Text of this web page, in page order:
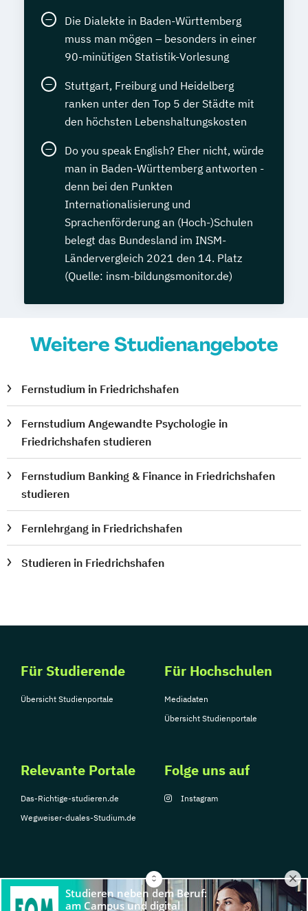
Die Dialekte in Baden-Württemberg
muss man mögen – besonders in einer
90-minütigen Statistik-Vorlesung
Stuttgart, Freiburg und Heidelberg
ranken unter den Top 5 der Städte mit
den höchsten Lebenshaltungskosten
Do you speak English? Eher nicht, würde
man in Baden-Württemberg antworten -
denn bei den Punkten
Internationalisierung und
Sprachenförderung an (Hoch-)Schulen
belegt das Bundesland im INSM-
Ländervergleich 2021 den 14. Platz
(Quelle: insm-bildungsmonitor.de)
Weitere Studienangebote
Fernstudium in Friedrichshafen
Fernstudium Angewandte Psychologie in
Friedrichshafen studieren
Fernstudium Banking & Finance in Friedrichshafen
studieren
Fernlehrgang in Friedrichshafen
Studieren in Friedrichshafen
Für Studierende
Übersicht Studienportale
Für Hochschulen
Mediadaten
Übersicht Studienportale
Relevante Portale
Das-Richtige-studieren.de
Wegweiser-duales-Studium.de
Folge uns auf
Instagram
© Copyright 2026, TarGroup Media GmbH